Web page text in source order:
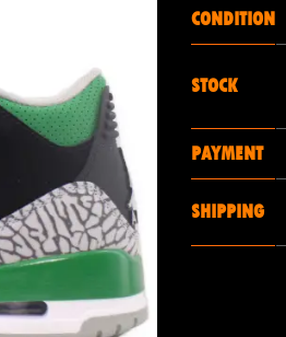
CONDITION
STOCK
PAYMENT
SHIPPING